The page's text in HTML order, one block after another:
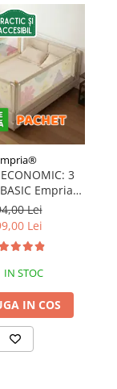
3
Empria
160X200 cm
Lei
Lei
IN STOC
IN COS